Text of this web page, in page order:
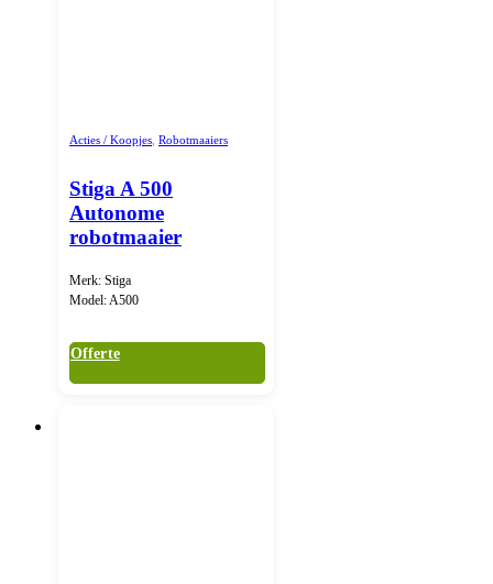
Acties / Koopjes Robotmaaiers
Stiga A 500
Autonome
robotmaaier
Merk: Stiga
Model: A500
Offerte